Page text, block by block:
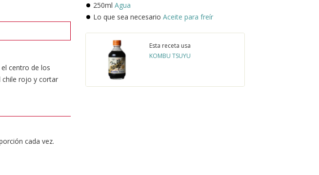
centro de los
chile rojo y cortar
cada vez.
250mlAgua
Lo que sea necesarioAceite para freír
Esta receta usa
KOMBU TSUYU